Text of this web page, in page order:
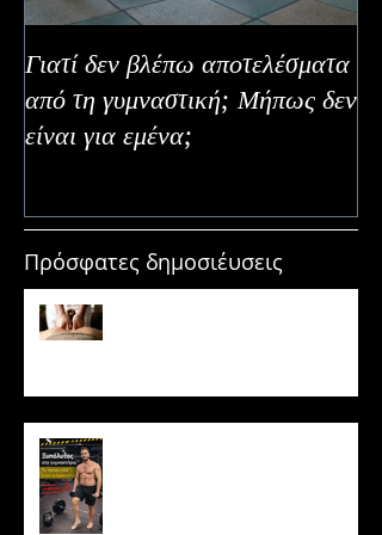
Γιατί δεν βλέπω αποτελέσματα
από τη γυμναστική; Μήπως δεν
είναι για εμένα;
Πρόσφατες δημοσιέυσεις